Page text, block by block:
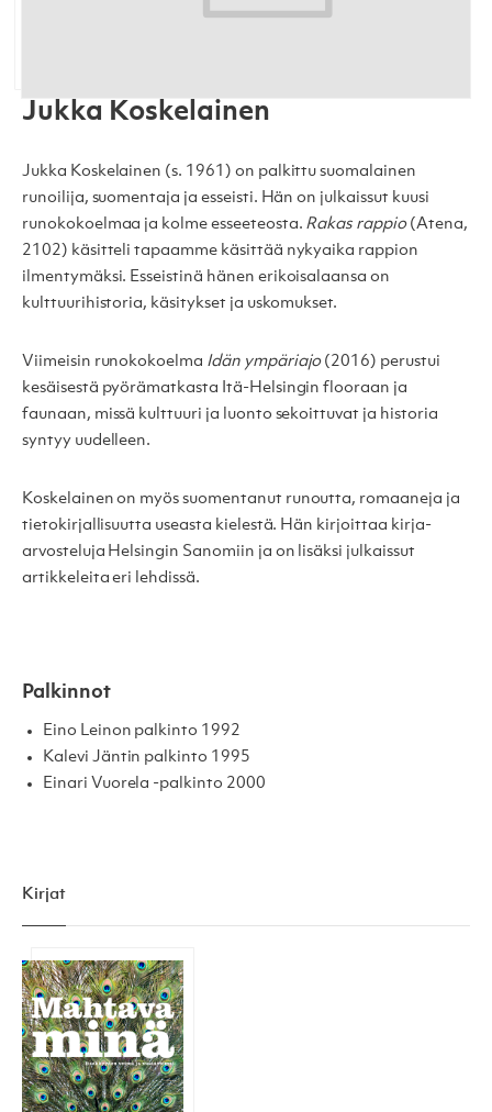
Jukka Koskelainen
Jukka Koskelainen (s. 1961) on palkittu suomalainen
runoilija, suomentaja ja esseisti. Hän on julkaissut kuusi
runokokoelmaa ja kolme esseeteosta. Rakas rappio (Atena,
2102) käsitteli tapaamme käsittää nykyaika rappion
ilmentymäksi. Esseistinä hänen erikoisalaansa on
kulttuurihistoria, käsitykset ja uskomukset.
Viimeisin runokokoelma Idän ympäriajo(2016) perustui
kesäisestä pyörämatkasta Itä-Helsingin flooraan ja
faunaan, missä kulttuuri ja luonto sekoittuvat ja historia
syntyy uudelleen.
Koskelainen on myös suomentanut runoutta, romaaneja ja
tietokirjallisuutta useasta kielestä. Hän kirjoittaa kirja-
arvosteluja Helsingin Sanomiin ja on lisäksi julkaissut
artikkeleita eri lehdissä.
Palkinnot
Eino Leinon palkinto 1992
Kalevi Jäntin palkinto 1995
Einari Vuorela -palkinto 2000
Kirjat
Mahtava minä